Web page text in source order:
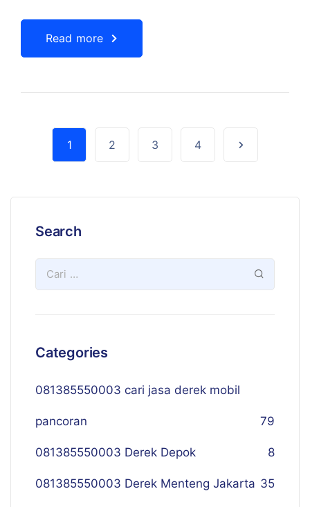
Read more
1 2 3 4
Search
Categories
081385550003 cari jasa derek mobil
pancoran 79
081385550003 Derek Depok 8
081385550003 Derek Menteng Jakarta 35